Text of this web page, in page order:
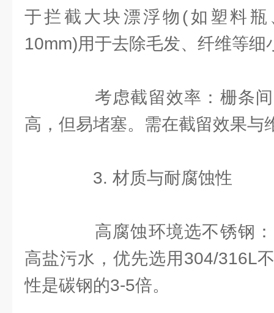
于拦截大块漂浮物(如塑料瓶
10mm)用于去除毛发、纤维等细
考虑截留效率：栅条间
高，但易堵塞。需在截留效果与
3. 材质与耐腐蚀性
高腐蚀环境选不锈钢：
高盐污水，优先选用304/316L
性是碳钢的3-5倍。